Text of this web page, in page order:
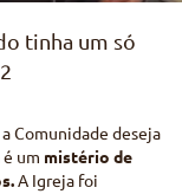
tinha um só
Comunidade deseja
um mistério de
A Igreja foi